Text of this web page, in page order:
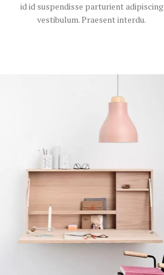
id id suspendisse parturient adipiscing
vestibulum. Praesent interdu.